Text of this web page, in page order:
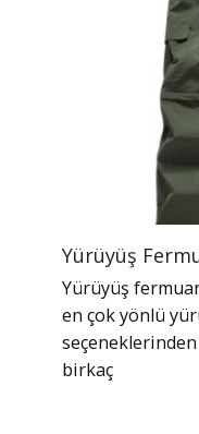
Yürüyüş
Yürüyüş
en çok yönlü
birkaç